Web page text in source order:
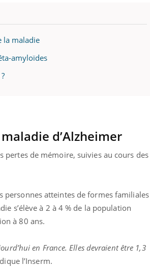
la maladie
amyloïdes
d’Alzheimer
pertes de mémoire, suivies au cours des
personnes atteintes de formes familiales
s’élève à 2 à 4 % de la population
à 80 ans.
en France. Elles devraient être 1,3
l’Inserm.